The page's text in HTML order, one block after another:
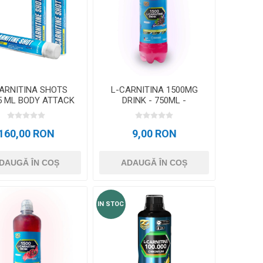
ACCESORII PENTRU ANTRENORI
CONURI SI COPETE
GARDURI ANTRENAMENT
SCARITE ANTRENAMENT
ALTE APARATE CRYO
RECOSPORT
PENTRU ECHIPE
SHOTS
ML BODY ATTACK
RON
ÎN COȘ
L-CARNITINA 1500MG
DRINK - 750ML -
Coacaze
9,00 RON
ADAUGĂ ÎN COȘ
IN STOC